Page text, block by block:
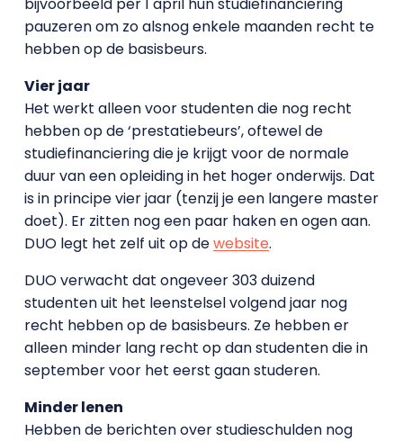
pauzeren om zo alsnog enkele maanden recht te
hebben op de basisbeurs.
Vier jaar
Het werkt alleen voor studenten die nog recht
hebben op de ‘prestatiebeurs’, oftewel de
studiefinanciering die je krijgt voor de normale
duur van een opleiding in het hoger onderwijs. Dat
is in principe vier jaar (tenzij je een langere master
doet). Er zitten nog een paar haken en ogen aan.
DUO legt het zelf uit op dewebsite.
DUO verwacht dat ongeveer 303 duizend
studenten uit het leenstelsel volgend jaar nog
recht hebben op de basisbeurs. Ze hebben er
alleen minder lang recht op dan studenten die in
september voor het eerst gaan studeren.
Minder lenen
Hebben de berichten over studieschulden nog